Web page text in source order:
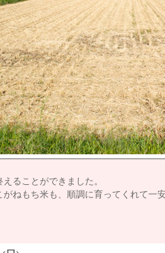
ることができました。
ねもち米も、順調に育ってくれて一